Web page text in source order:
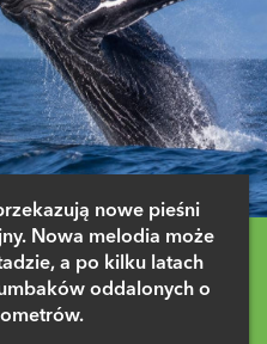
nowe pieśni
Nowa melodia może
a po kilku latach
oddalonych o